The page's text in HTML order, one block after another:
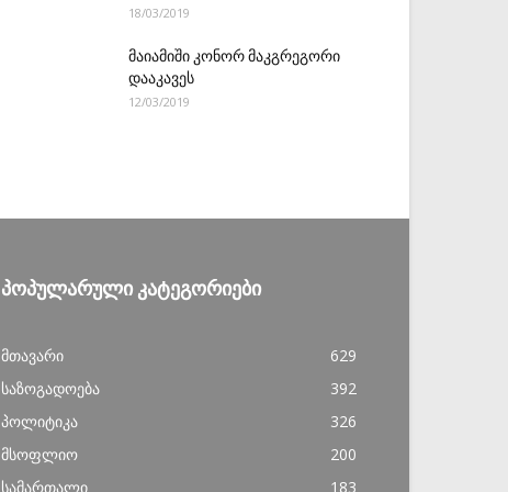
18/03/2019
მაიამიში კონორ მაკგრეგორი
დააკავეს
12/03/2019
ᲞᲝᲞᲣᲚᲐᲠᲣᲚᲘ ᲙᲐᲢᲔᲒᲝᲠᲘᲔᲑᲘ
მთავარი
629
საზოგადოება
392
პოლიტიკა
326
მსოფლიო
200
სამართალი
183